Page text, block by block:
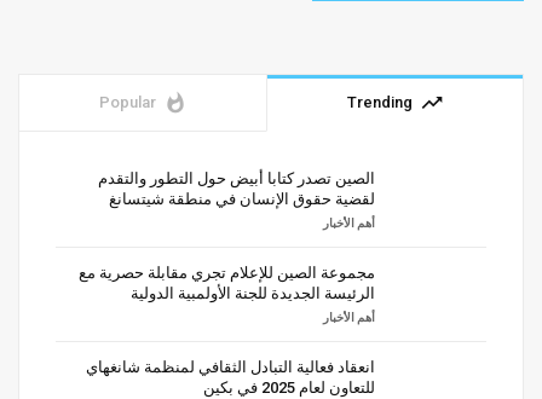
trending_up
Trending
whatshot
Popular
الصين تصدر كتابا أبيض حول التطور والتقدم
لقضية حقوق الإنسان في منطقة شيتسانغ
أهم الأخبار
مجموعة الصين للإعلام تجري مقابلة حصرية مع
الرئيسة الجديدة للجنة الأولمبية الدولية
أهم الأخبار
انعقاد فعالية التبادل الثقافي لمنظمة شانغهاي
للتعاون لعام 2025 في بكين